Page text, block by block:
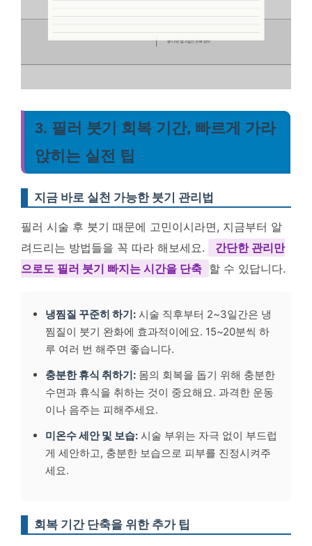
3. 필러 붓기 회복 기간, 빠르게 가라
앉히는 실전 팁
지금 바로 실천 가능한 붓기 관리법
필러 시술 후 붓기 때문에 고민이시라면, 지금부터 알
려드리는 방법들을 꼭 따라 해보세요.
간단한 관리만
으로도 필러 붓기 빠지는 시간을 단축 할 수 있답니다.
냉찜질 꾸준히 하기: 시술 직후부터 2~3일간은 냉
찜질이 붓기 완화에 효과적이에요. 15~20분씩 하
루 여러 번 해주면 좋습니다.
충분한 휴식 취하기: 몸의 회복을 돕기 위해 충분한
수면과 휴식을 취하는 것이 중요해요. 과격한 운동
이나 음주는 피해주세요.
미온수 세안 및 보습: 시술 부위는 자극 없이 부드럽
게 세안하고, 충분한 보습으로 피부를 진정시켜주
세요.
회복 기간 단축을 위한 추가 팁